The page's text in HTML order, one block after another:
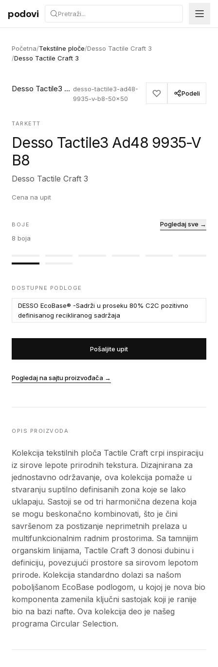
Preskoči na sadržaj
podovi
Početna/Tekstilne ploče/Desso Tactile Craft 3
/Desso Tactile Craft 3
Desso Tactile3 Ad48 9935-V B8 desso-tactile3-ad48-
9935-v-b8-50x50
Podeli
TARKETT
Desso Tactile3 Ad48 9935-V
B8
Desso Tactile Craft 3
Cena na upit
BOJE
8 boja
Pogledaj sve →
DOSTUPNE PODLOGE
DESSO EcoBase® -Sadrži u proseku 80% C2C pozitivno
definisanog recikliranog sadržaja
Pošaljite upit
Pogledaj na sajtu proizvođača →
OPIS PROIZVODA
Kolekcija tekstilnih ploča Tactile Craft crpi inspiraciju
iz sirove lepote prirodnih tekstura. Dizajnirana za
jednostavno održavanje, ova kolekcija pomaže u
stvaranju suptilno definisanih zona koje se lako
uklapaju. Sastoji se od tri harmonična dezena koja
se mogu beskonačno kombinovati, što je čini
savršenom za postizanje neprimetnih prelaza u
multifunkcionalnim radnim prostorima. Sa tamnijim
organskim linijama, Tactile Craft 3 donosi dubinu i
definiciju, povezujući prostore sa sirovom lepotom
prirode. Kolekcija standardno dolazi sa našom
poboljšanom EcoBase podlogom, u kojoj je nova bio
komponenta zamenila ključni sastojak koji je ranije
bio na bazi nafte. Ova kolekcija deo je našeg
programa Circular Selection.